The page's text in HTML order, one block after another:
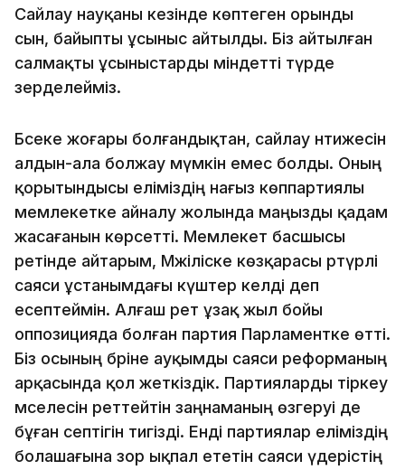
Сайлау науқаны кезінде көптеген орынды
сын, байыпты ұсыныс айтылды. Біз айтылған
салмақты ұсыныстарды міндетті түрде
зерделейміз.
Бәсеке жоғары болғандықтан, сайлау нәтижесін
алдын-ала болжау мүмкін емес болды. Оның
қорытындысы еліміздің нағыз көппартиялы
мемлекетке айналу жолында маңызды қадам
жасағанын көрсетті. Мемлекет басшысы
ретінде айтарым, Мәжіліске көзқарасы әртүрлі
саяси ұстанымдағы күштер келді деп
есептеймін. Алғаш рет ұзақ жыл бойы
оппозицияда болған партия Парламентке өтті.
Біз осының бәріне ауқымды саяси реформаның
арқасында қол жеткіздік. Партияларды тіркеу
мәселесін реттейтін заңнаманың өзгеруі де
бұған септігін тигізді. Енді партиялар еліміздің
болашағына зор ықпал ететін саяси үдерістің